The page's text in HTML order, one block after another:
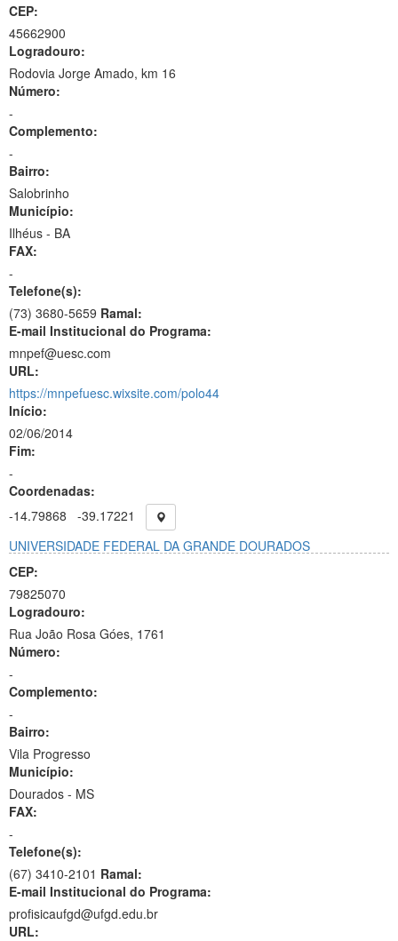
CEP:
45662900
Logradouro:
Rodovia Jorge Amado, km 16
Número:
-
Complemento:
-
Bairro:
Salobrinho
Município:
Ilhéus - BA
FAX:
-
Telefone(s):
(73) 3680-5659 Ramal:
E-mail Institucional do Programa:
mnpef@uesc.com
URL:
https://mnpefuesc.wixsite.com/polo44
Início:
02/06/2014
Fim:
-
Coordenadas:
-14.79868
-39.17221
UNIVERSIDADE FEDERAL DA GRANDE DOURADOS
CEP:
79825070
Logradouro:
Rua João Rosa Góes, 1761
Número:
-
Complemento:
-
Bairro:
Vila Progresso
Município:
Dourados - MS
FAX:
-
Telefone(s):
(67) 3410-2101 Ramal:
E-mail Institucional do Programa:
profisicaufgd@ufgd.edu.br
URL: